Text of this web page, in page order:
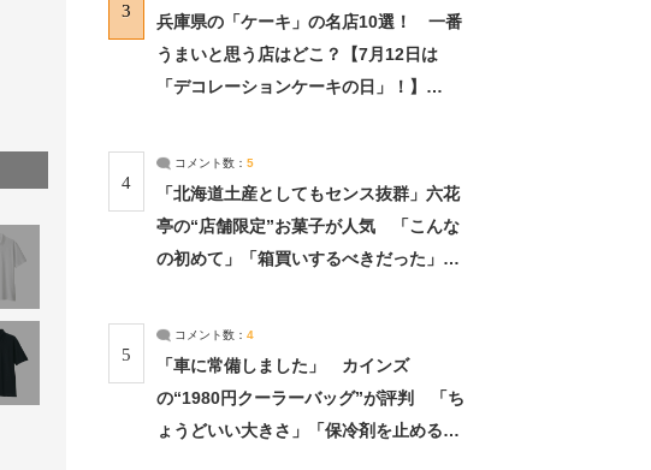
3
兵庫県の「ケーキ」の名店10選！ 一番
うまいと思う店はどこ？【7月12日は
「デコレーションケーキの日」！】
4
コメント数： 5
「北海道土産としてもセンス抜群」六花
亭の“店舗限定”お菓子が人気 「こんな
の初めて」「箱買いするべきだった」
5
コメント数： 4
「車に常備しました」 カインズ
の“1980円クーラーバッグ”が評判 「ち
ょうどいい大きさ」「保冷剤を止めるベ